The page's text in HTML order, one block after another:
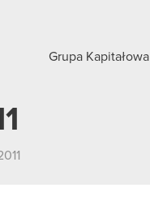
Grupa Kapitałowa